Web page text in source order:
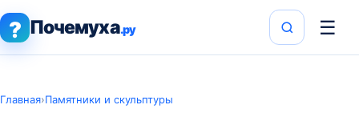
? Почемуха.ру ☰
Главная›Памятники и скульптуры